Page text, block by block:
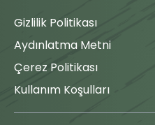
Gizlilik Politikası
Aydınlatma Metni
Çerez Politikası
Kullanım Koşulları